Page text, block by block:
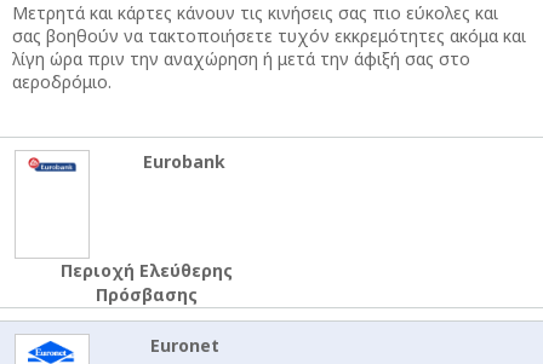
Μετρητά και κάρτες κάνουν τις κινήσεις σας πιο εύκολες και
σας βοηθούν να τακτοποιήσετε τυχόν εκκρεμότητες ακόμα και
λίγη ώρα πριν την αναχώρηση ή μετά την άφιξή σας στο
αεροδρόμιο.
Eurobank
Περιοχή Ελεύθερης
Πρόσβασης
Euronet